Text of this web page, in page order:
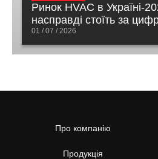
Ринок HVAC в Україні-
насправді стоїть за
відновлення
01 / 07 / 2026
Про компанію
Продукція